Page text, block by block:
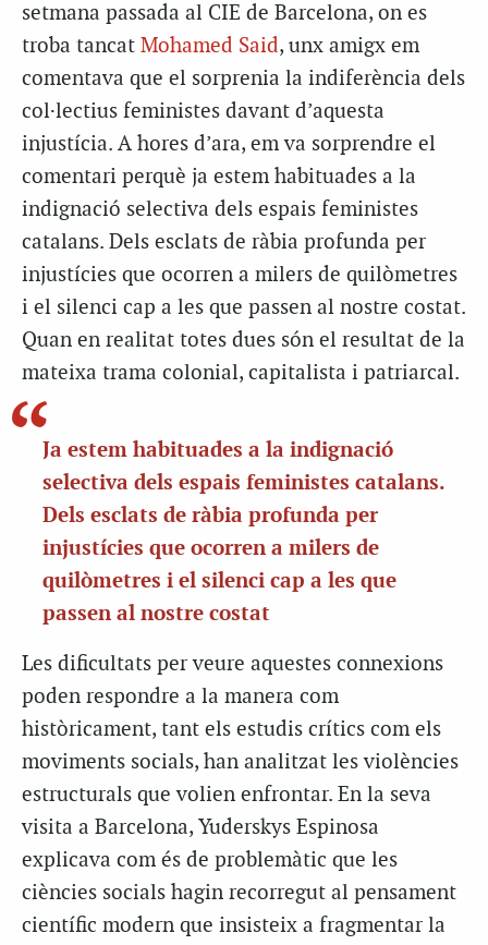
setmana passada al CIE de Barcelona, on es
troba tancat Mohamed Said, unx amigx em
comentava que el sorprenia la indiferència dels
col·lectius feministes davant d’aquesta
injustícia. A hores d’ara, em va sorprendre el
comentari perquè ja estem habituades a la
indignació selectiva dels espais feministes
catalans. Dels esclats de ràbia profunda per
injustícies que ocorren a milers de quilòmetres
i el silenci cap a les que passen al nostre costat.
Quan en realitat totes dues són el resultat de la
mateixa trama colonial, capitalista i patriarcal.
Ja estem habituades a la indignació
selectiva dels espais feministes catalans.
Dels esclats de ràbia profunda per
injustícies que ocorren a milers de
quilòmetres i el silenci cap a les que
passen al nostre costat
Les dificultats per veure aquestes connexions
poden respondre a la manera com
històricament, tant els estudis crítics com els
moviments socials, han analitzat les violències
estructurals que volien enfrontar. En la seva
visita a Barcelona, Yuderskys Espinosa
explicava com és de problemàtic que les
ciències socials hagin recorregut al pensament
científic modern que insisteix a fragmentar la